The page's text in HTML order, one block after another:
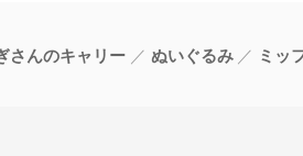
さんのキャリー ぬいぐるみ ミッ